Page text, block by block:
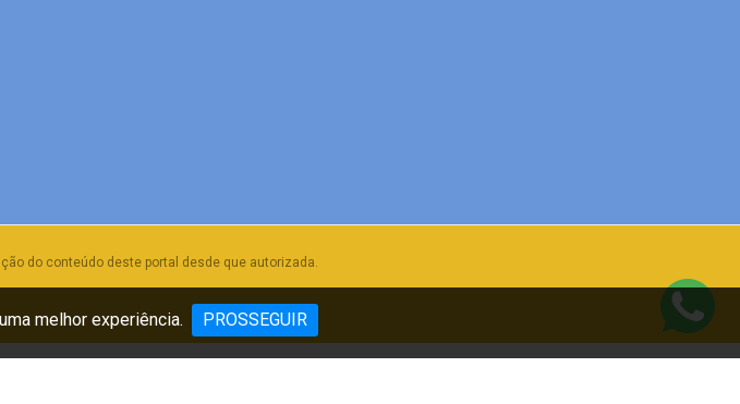
melhor experiência. PROSSEGUIR
do conteúdo deste portal desde que autorizada.